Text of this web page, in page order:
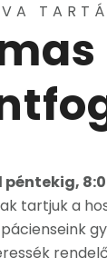
péntekig,
tartjuk a